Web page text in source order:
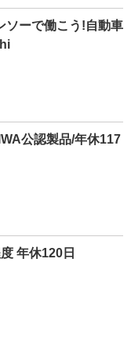
ソーで働こう!自動車
公認製品/年休117
年休120日